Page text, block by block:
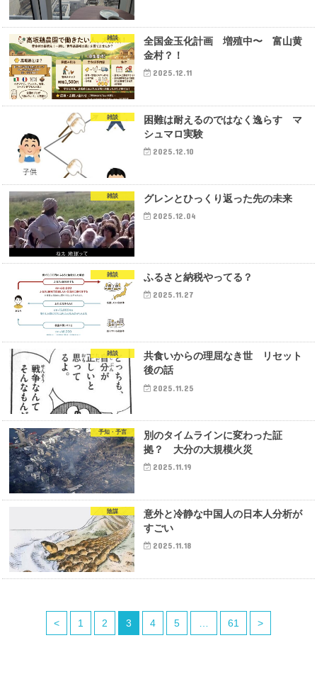
雑談
全国金玉化計画 増殖中〜 富山黄
金村？！
2025.12.11
雑談
困難は耐えるのではなく逸らす マ
シュマロ実験
2025.12.10
雑談 グレンとひっくり返った先の未来
2025.12.04
雑談 ふるさと納税やってる？
2025.11.27
雑談
共食いからの理屈なき世 リセット
後の話
2025.11.25
予知・予言
別のタイムラインに変わった証
拠？ 大分の大規模火災
2025.11.19
陰謀
意外と冷静な中国人の日本人分析が
すごい
2025.11.18
< 1 2 3 4 5 … 61 >